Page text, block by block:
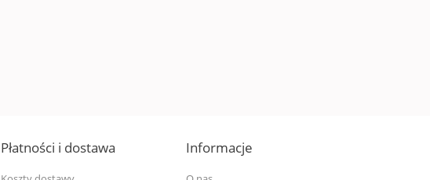
Płatności i dostawa Informacje